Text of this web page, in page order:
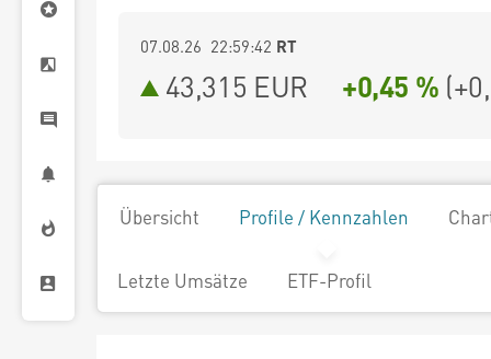
07.08.26 22:59:42 RT
43,315 EUR +0,45 % (
Übersicht Profile / Kennzahlen
Letzte Umsätze ETF-Profil